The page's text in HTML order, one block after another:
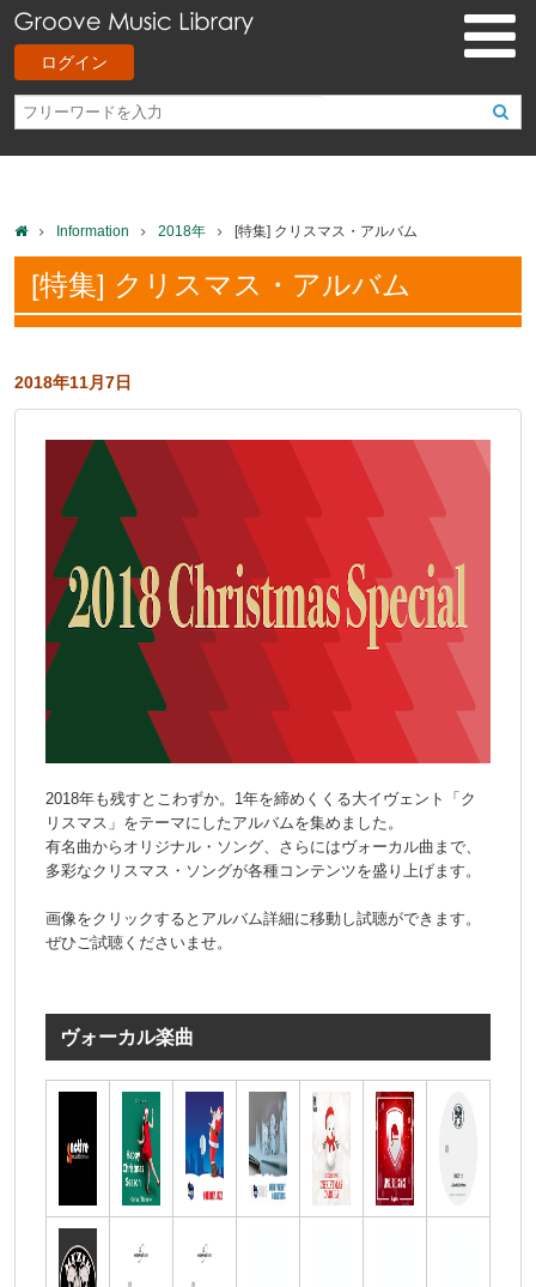
ログイン
Information 2018年 [特集] クリスマス・アルバム
[特集] クリスマス・アルバム
2018年11月7日
2018年も残すとこわずか。1年を締めくくる大イヴェント「ク
リスマス」をテーマにしたアルバムを集めました。
有名曲からオリジナル・ソング、さらにはヴォーカル曲まで、
多彩なクリスマス・ソングが各種コンテンツを盛り上げます。
画像をクリックするとアルバム詳細に移動し試聴ができます。
ぜひご試聴くださいませ。
ヴォーカル楽曲